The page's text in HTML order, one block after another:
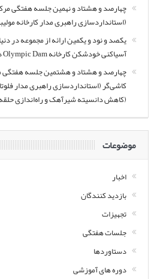
چهارصد و هشتاد و نهمین جلسه هفتگی
(استانداردسازی راهبری مدار کارخانه
یکصد و نود و یکمین ارائه از مجموعه در
آسیاکنی خودشکن کارخانه Olympic Dam در استرالیا
چهارصد و هشتاد و هشتمین جلسه هفتگی
کاشی‌گر (استانداردسازی راهبری مدار
(کاهش دانسیته شیرآهک و راه‌اندازی
موضوعات
اخبار
بازدید کنندگان
تجهیزات
جلسات هفتگی
دستاوردها
دوره های آموزشی